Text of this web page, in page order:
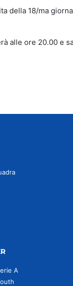
della 18/ma
alle ore 20.00 e
A